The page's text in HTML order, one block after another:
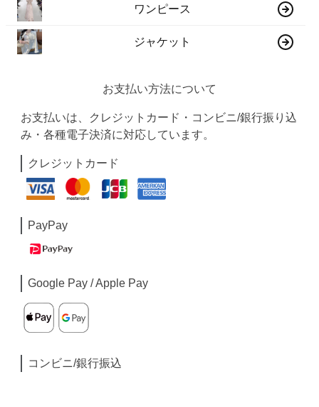
ワンピース
ジャケット
お支払い方法について
お支払いは、クレジットカード・コンビニ/銀行振り込
み・各種電子決済に対応しています。
クレジットカード
PayPay
Google Pay / Apple Pay
コンビニ/銀行振込